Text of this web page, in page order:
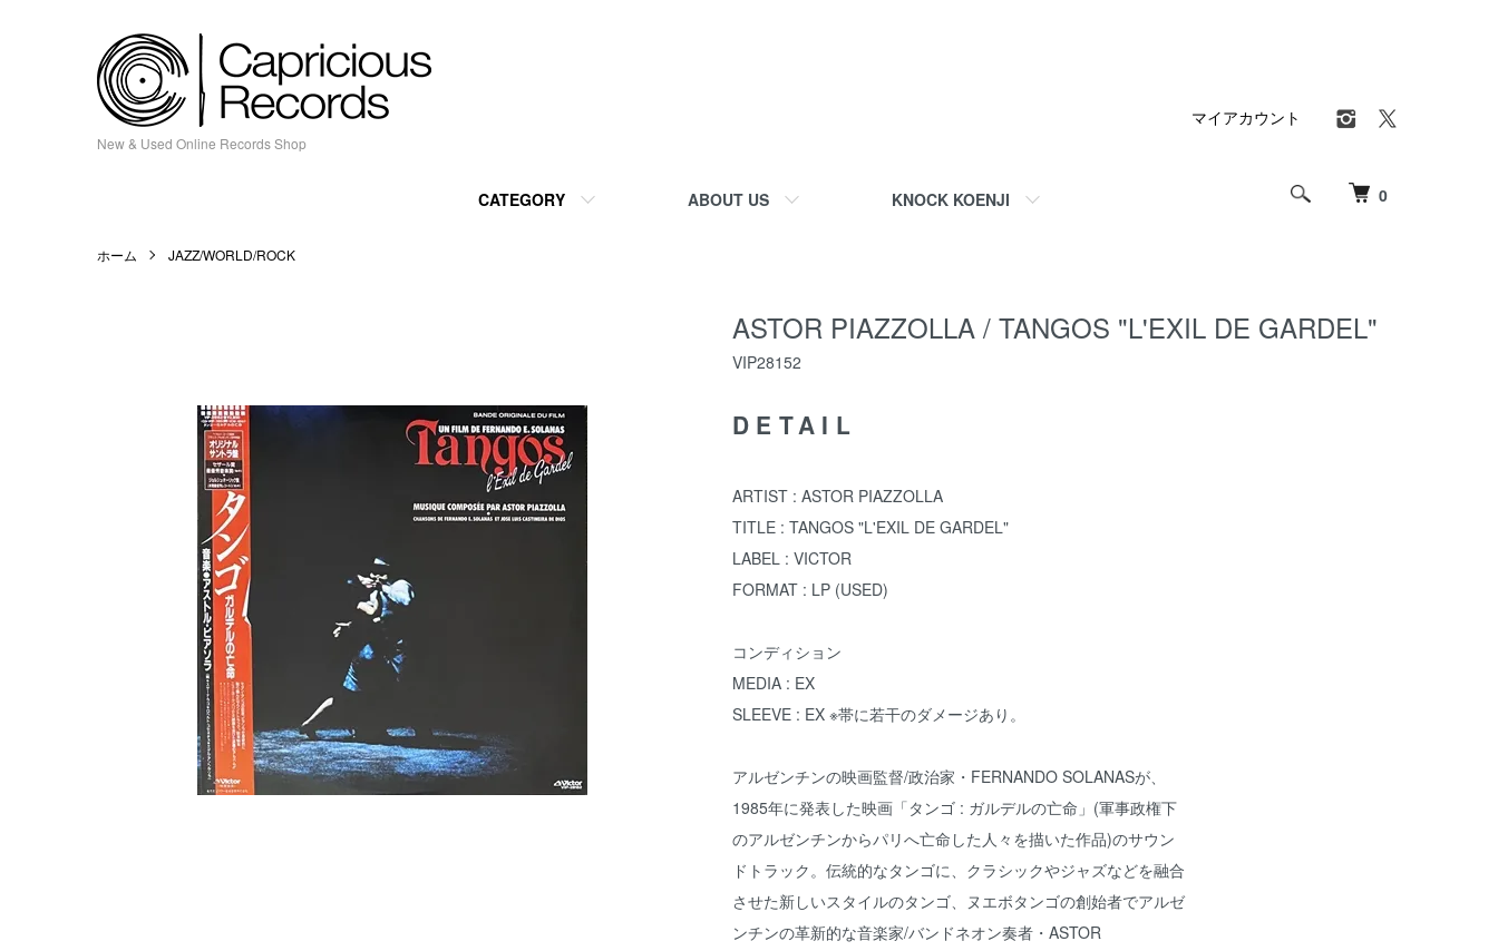
New & Used Online Records Shop
0
CATEGORY ABOUT US KNOCK KOENJI
マイアカウント
ホーム JAZZ/WORLD/ROCK
ASTOR PIAZZOLLA / TANGOS "L'EXIL DE GARDEL"
VIP28152
DETAIL
ARTIST : ASTOR PIAZZOLLA
TITLE : TANGOS "L'EXIL DE GARDEL"
LABEL : VICTOR
FORMAT : LP (USED)
コンディション
MEDIA : EX
SLEEVE : EX ※帯に若干のダメージあり。
アルゼンチンの映画監督/政治家・FERNANDO SOLANASが、
1985年に発表した映画「タンゴ : ガルデルの亡命」(軍事政権下
のアルゼンチンからパリへ亡命した人々を描いた作品)のサウン
ドトラック。伝統的なタンゴに、クラシックやジャズなどを融合
させた新しいスタイルのタンゴ、ヌエボタンゴの創始者でアルゼ
ンチンの革新的な音楽家/バンドネオン奏者・ASTOR